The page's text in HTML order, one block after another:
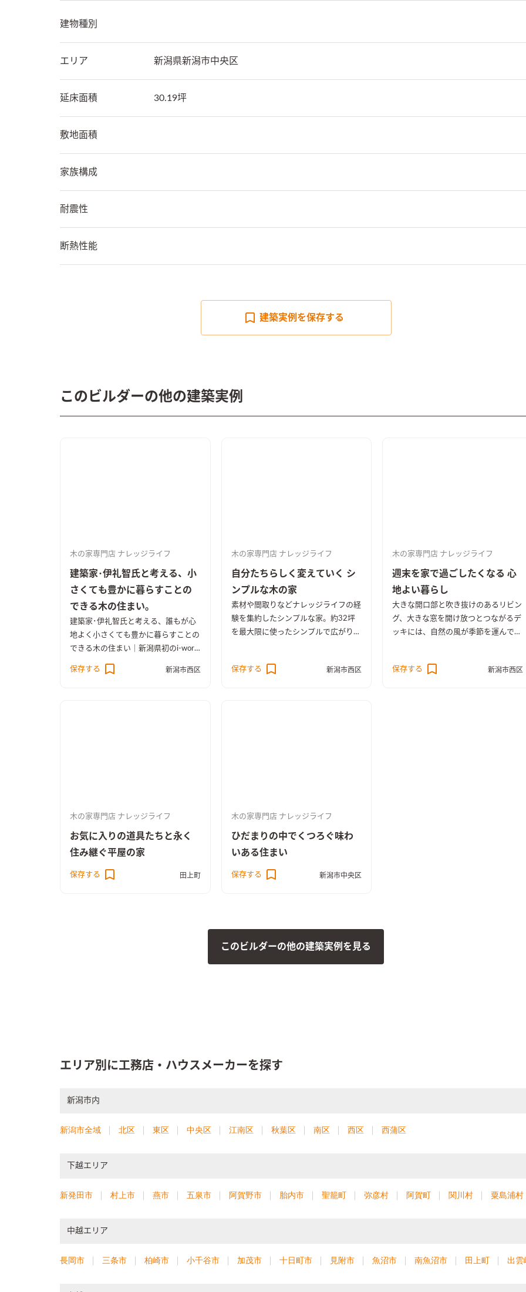
建物種別
エリア 新潟県新潟市中央区
延床面積 30.19坪
敷地面積
家族構成
耐震性
断熱性能
建築実例を保存する
このビルダーの他の建築実例
木の家専門店 ナレッジライフ
建築家･伊礼智氏と考える、小
さくても豊かに暮らすことの
できる木の住まい。
建築家･伊礼智氏と考える、誰もが心
地よく小さくても豊かに暮らすことの
できる木の住まい｜新潟県初のi-work
s project。 家づくりを「標準化」する
ことで構造や断熱、温熱環境などもこ
保存する 新潟市西区
木の家専門店 ナレッジライフ
自分たちらしく変えていく シ
ンプルな木の家
素材や間取りなどナレッジライフの経
験を集約したシンプルな家。約32坪
を最大限に使ったシンプルで広がりの
保存する 新潟市西区
木の家専門店 ナレッジライフ
週末を家で過ごしたくなる 心
地よい暮らし
大きな開口部と吹き抜けのあるリビン
グ、大きな窓を開け放つとつながるデ
ッキには、自然の風が季節を運んでき
床は経年変化でつややかに。 新築時
保存する 新潟市西区
木の家専門店 ナレッジライフ
お気に入りの道具たちと永く
住み継ぐ平屋の家
保存する 田上町
木の家専門店 ナレッジライフ
ひだまりの中でくつろぐ味わ
いある住まい
保存する 新潟市中央区
このビルダーの他の建築実例を見る
エリア別に工務店・ハウスメーカーを探す
新潟市内
新潟市全域 北区 東区 中央区 江南区 秋葉区 南区 西区 西蒲区
下越エリア
新発田市 村上市 燕市 五泉市 阿賀野市 胎内市 聖籠町 弥彦村 阿賀町 関川村 粟島浦村
中越エリア
長岡市 三条市 柏崎市 小千谷市 加茂市 十日町市 見附市 魚沼市 南魚沼市 田上町 出雲